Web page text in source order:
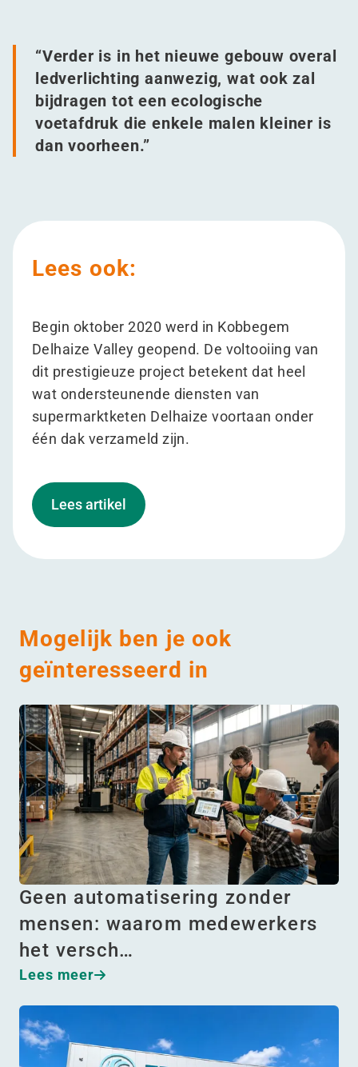
“Verder is in het nieuwe gebouw overal
ledverlichting aanwezig, wat ook zal
bijdragen tot een ecologische
voetafdruk die enkele malen kleiner is
dan voorheen.”
Lees ook:
Begin oktober 2020 werd in Kobbegem
Delhaize Valley geopend. De voltooiing van
dit prestigieuze project betekent dat heel
wat ondersteunende diensten van
supermarktketen Delhaize voortaan onder
één dak verzameld zijn.
Lees artikel
Mogelijk ben je ook
geïnteresseerd in
Geen automatisering zonder
mensen: waarom medewerkers
het versch…
Lees meer